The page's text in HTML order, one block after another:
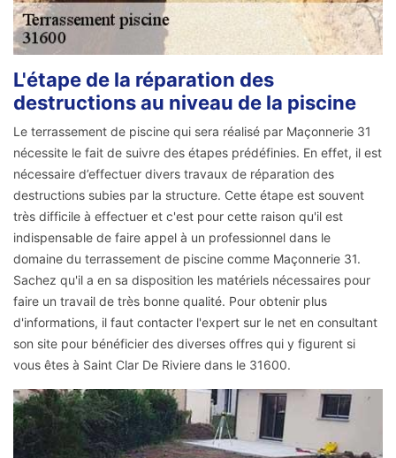
L'étape de la réparation des
destructions au niveau de la piscine
Le terrassement de piscine qui sera réalisé par Maçonnerie 31
nécessite le fait de suivre des étapes prédéfinies. En effet, il est
nécessaire d’effectuer divers travaux de réparation des
destructions subies par la structure. Cette étape est souvent
très difficile à effectuer et c'est pour cette raison qu'il est
indispensable de faire appel à un professionnel dans le
domaine du terrassement de piscine comme Maçonnerie 31.
Sachez qu'il a en sa disposition les matériels nécessaires pour
faire un travail de très bonne qualité. Pour obtenir plus
d'informations, il faut contacter l'expert sur le net en consultant
son site pour bénéficier des diverses offres qui y figurent si
vous êtes à Saint Clar De Riviere dans le 31600.